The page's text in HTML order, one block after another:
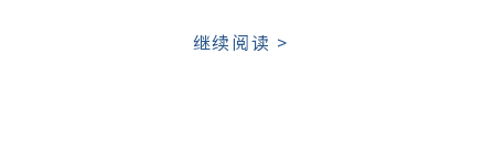
继续阅读 >